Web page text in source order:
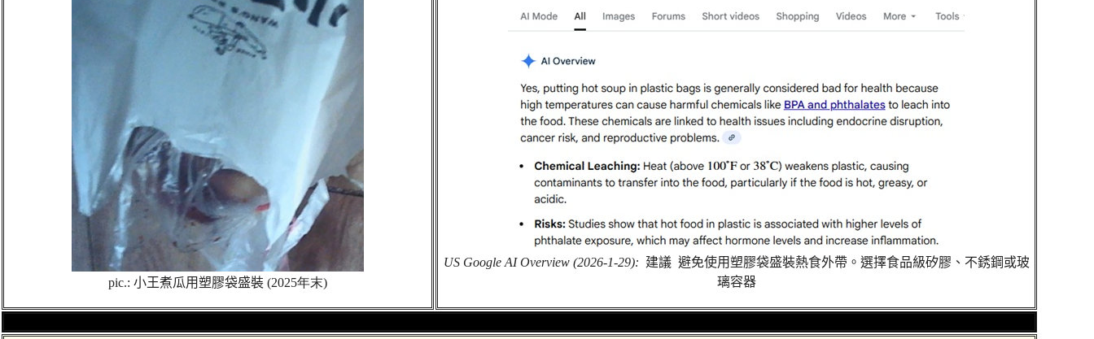
pic.: 小王煮瓜用塑膠袋盛裝 (2025年末)
US Google AI Overview (2026-1-29): 建議 避免使用塑膠袋盛裝熱食外帶。選擇食品級矽膠、不銹鋼或玻
璃容器